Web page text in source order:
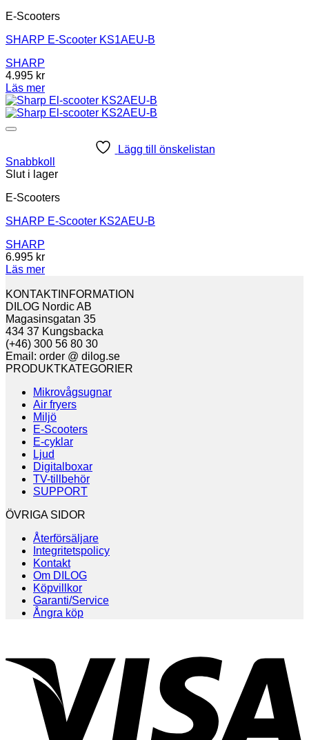
E-Scooters
SHARP E-Scooter KS1AEU-B
SHARP
4.995 kr
Läs mer
Lägg till önskelistan
Snabbkoll
Slut i lager
E-Scooters
SHARP E-Scooter KS2AEU-B
SHARP
6.995 kr
Läs mer
KONTAKTINFORMATION
DILOG Nordic AB
Magasinsgatan 35
434 37 Kungsbacka
(+46) 300 56 80 30
Email: order @ dilog.se
PRODUKTKATEGORIER
Mikrovågsugnar
Air fryers
Miljö
E-Scooters
E-cyklar
Ljud
Digitalboxar
TV-tillbehör
SUPPORT
ÖVRIGA SIDOR
Återförsäljare
Integritetspolicy
Kontakt
Om DILOG
Köpvillkor
Garanti/Service
Ångra köp